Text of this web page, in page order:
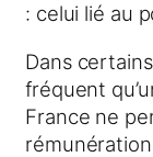
: celui lié au
Dans
fréquent
France ne